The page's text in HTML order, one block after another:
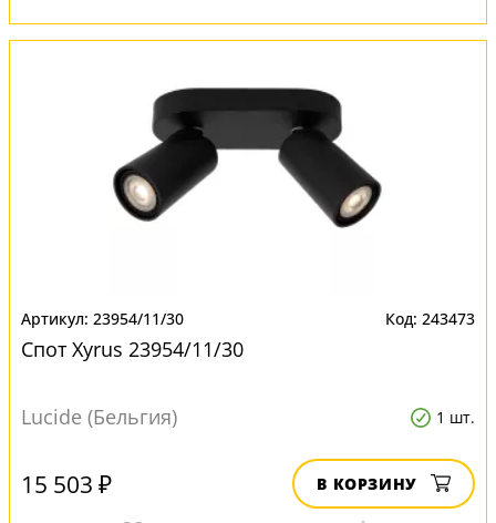
23954/11/30 243473
Спот Xyrus 23954/11/30
Lucide (Бельгия) 1 шт.
15 503 ₽ В КОРЗИНУ